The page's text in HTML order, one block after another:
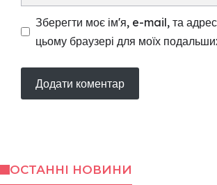
Зберегти моє ім'я, e-mail, та
цьому браузері для моїх
ОСТАННІ НОВИНИ